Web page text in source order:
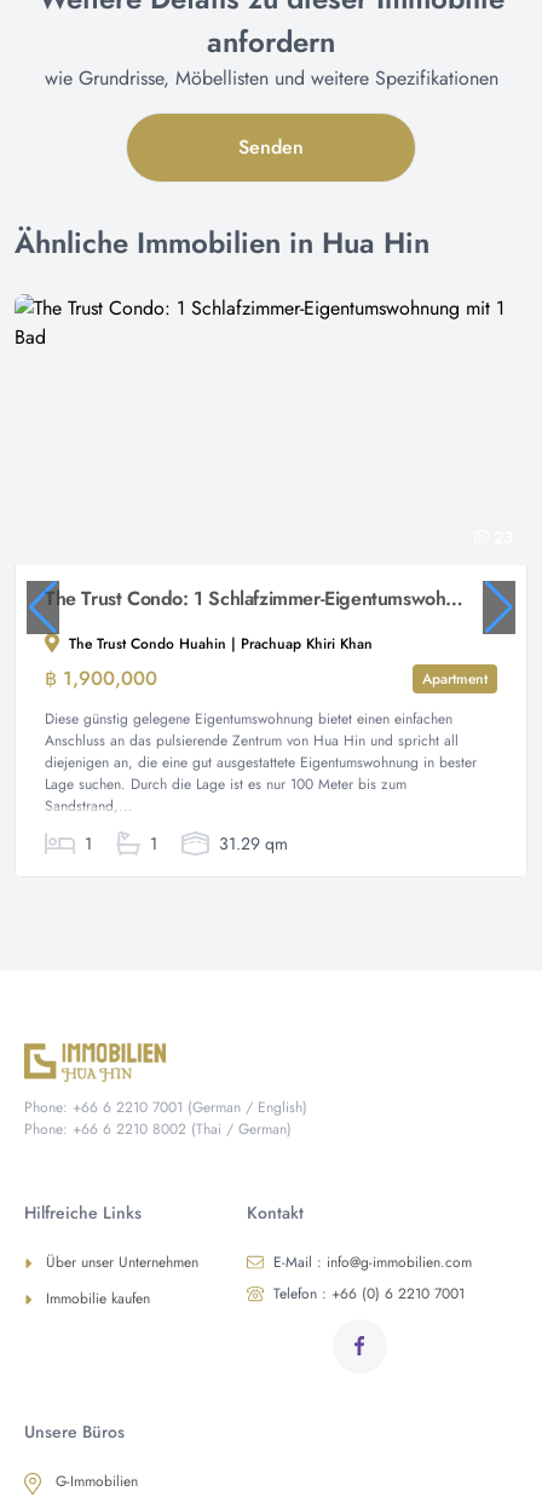
anfordern
wie Grundrisse, Möbellisten und weitere Spezifikationen
Senden
Ähnliche Immobilien in Hua Hin
The Trust Condo: 1 Schlafzimmer-Eigentumswohnung mit 1 Bad
The Trust Condo Huahin | Prachuap Khiri Khan
฿ 1,900,000
Apartment
Diese günstig gelegene Eigentumswohnung bietet einen einfachen
Anschluss an das pulsierende Zentrum von Hua Hin und spricht all
diejenigen an, die eine gut ausgestattete Eigentumswohnung in bester
Lage suchen. Durch die Lage ist es nur 100 Meter bis zum
Sandstrand,...
1 1 31.29 qm
Phone: +66 6 2210 7001 (German / English)
Phone: +66 6 2210 8002 (Thai / German)
Hilfreiche Links
Über unser Unternehmen
Immobilie kaufen
Kontakt
E-Mail : info@g-immobilien.com
Telefon : +66 (0) 6 2210 7001
Unsere Büros
G-Immobilien